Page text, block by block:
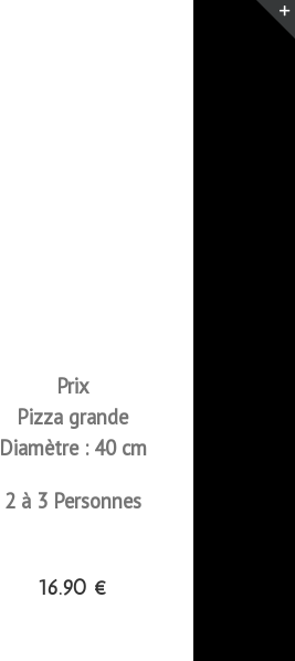
Prix
Pizza grande
Diamètre : 40 cm
2 à 3 Personnes
16.90 €